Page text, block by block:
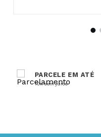
PARCELE EM ATÉ
10x sem juros